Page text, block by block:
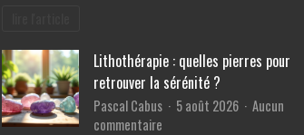
performances,
consommation
et
Lithothérapie : quelles pierres pour
retrouver la sérénité ?
Pascal Cabus 5 août 2026
Aucun
commentaire